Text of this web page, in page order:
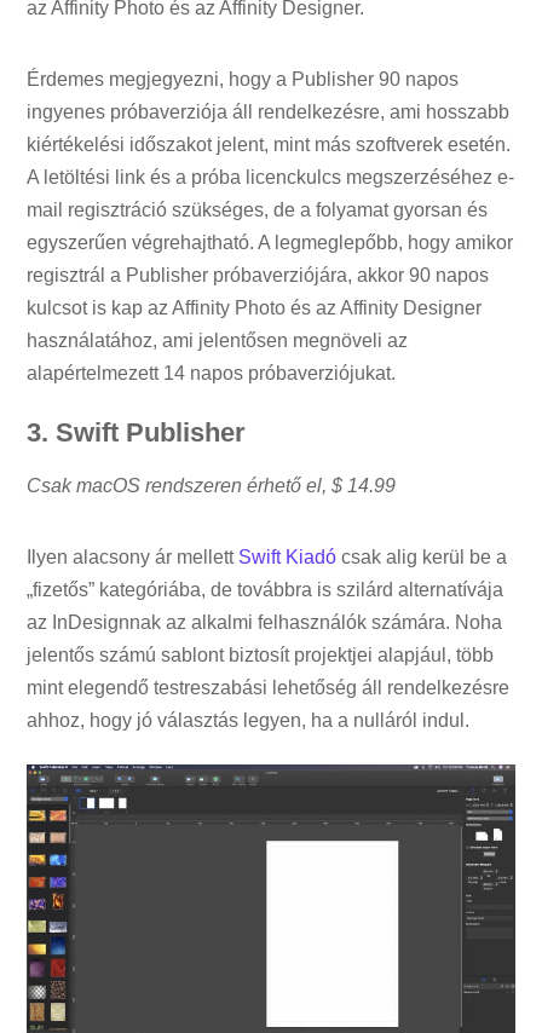
az Affinity Photo és az Affinity Designer.
Érdemes megjegyezni, hogy a Publisher 90 napos
ingyenes próbaverziója áll rendelkezésre, ami hosszabb
kiértékelési időszakot jelent, mint más szoftverek esetén.
A letöltési link és a próba licenckulcs megszerzéséhez e-
mail regisztráció szükséges, de a folyamat gyorsan és
egyszerűen végrehajtható. A legmeglepőbb, hogy amikor
regisztrál a Publisher próbaverziójára, akkor 90 napos
kulcsot is kap az Affinity Photo és az Affinity Designer
használatához, ami jelentősen megnöveli az
alapértelmezett 14 napos próbaverziójukat.
3. Swift Publisher
Csak macOS rendszeren érhető el,$ 14.99
Ilyen alacsony ár mellett Swift Kiadó csak alig kerül be a
„fizetős” kategóriába, de továbbra is szilárd alternatívája
az InDesignnak az alkalmi felhasználók számára. Noha
jelentős számú sablont biztosít projektjei alapjául, több
mint elegendő testreszabási lehetőség áll rendelkezésre
ahhoz, hogy jó választás legyen, ha a nulláról indul.